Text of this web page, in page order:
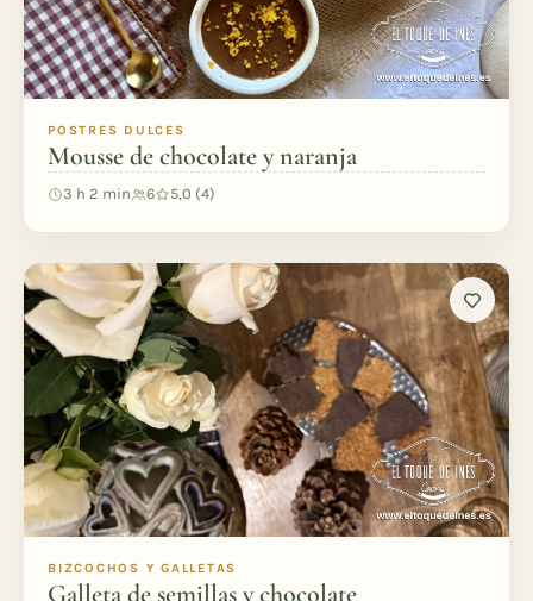
POSTRES DULCES
Mousse de chocolate y naranja
3 h 2 min 6 5,0 (4)
BIZCOCHOS Y GALLETAS
Galleta de semillas y chocolate